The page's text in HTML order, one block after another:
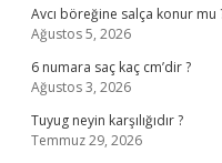
Avcı böreğine salça konur mu
Ağustos 5, 2026
6 numara saç kaç cm’dir ?
Ağustos 3, 2026
Tuyug neyin karşılığıdır ?
Temmuz 29, 2026